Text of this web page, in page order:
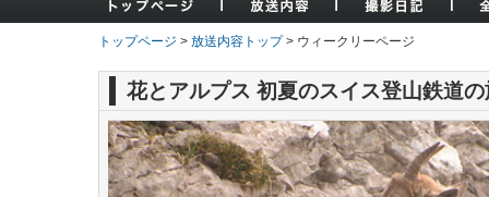
トップページ > 放送内容トップ> ウィークリーページ
花とアルプス 初夏のスイス登山鉄道の